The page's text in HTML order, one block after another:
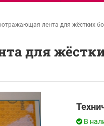
лента для жёстких
для
В